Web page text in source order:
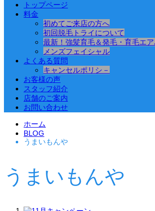
トップページ
料金
初めてご来店の方へ
初回脱毛トライについて
最新！強髪育毛＆発毛・育毛エ
メンズフェイシャル
よくある質問
キャンセルポリシ－
お客様の声
スタッフ紹介
店舗のご案内
お問い合わせ
ホーム
BLOG
うまいもんや
うまいもんや